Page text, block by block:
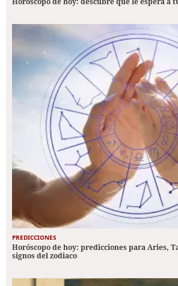
PREDICCIONES
Horóscopo de hoy: predicciones para Aries,
signos del zodiaco